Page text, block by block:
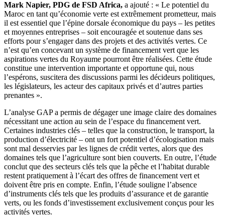
Mark Napier, PDG de FSD Africa, a ajouté : « Le potentiel du
Maroc en tant qu’économie verte est extrêmement prometteur, mais
il est essentiel que l’épine dorsale économique du pays – les petites
et moyennes entreprises – soit encouragée et soutenue dans ses
efforts pour s’engager dans des projets et des activités vertes. Ce
n’est qu’en concevant un système de financement vert que les
aspirations vertes du Royaume pourront être réalisées. Cette étude
constitue une intervention importante et opportune qui, nous
l’espérons, suscitera des discussions parmi les décideurs politiques,
les législateurs, les acteur des capitaux privés et d’autres parties
prenantes ».
L’analyse GAP a permis de dégager une image claire des domaines
nécessitant une action au sein de l’espace du financement vert.
Certaines industries clés – telles que la construction, le transport, la
production d’électricité – ont un fort potentiel d’écologisation mais
sont mal desservies par les lignes de crédit vertes, alors que des
domaines tels que l’agriculture sont bien couverts. En outre, l’étude
conclut que des secteurs clés tels que la pêche et l’habitat durable
restent pratiquement à l’écart des offres de financement vert et
doivent être pris en compte. Enfin, l’étude souligne l’absence
d’instruments clés tels que les produits d’assurance et de garantie
verts, ou les fonds d’investissement exclusivement conçus pour les
activités vertes.